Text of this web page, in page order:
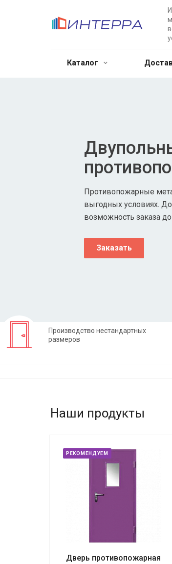
Каталог
Противопожарные
выгодных условиях.
возможность заказа
Заказать
Производство нестандартных
размеров
Наши продукты
РЕКОМЕНДУЕМ
Дверь противопожарная